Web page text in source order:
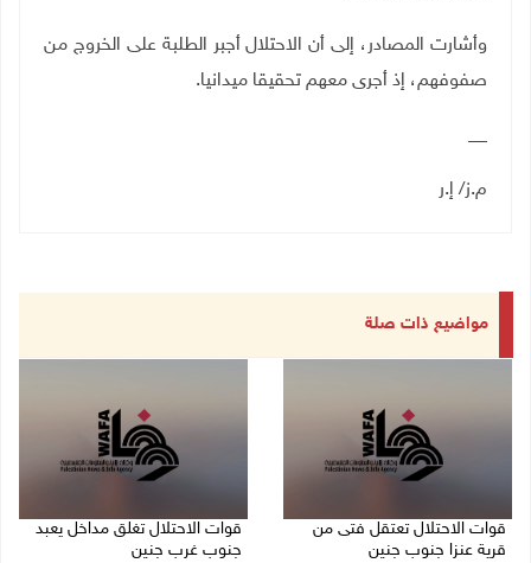
وأشارت المصادر، إلى أن الاحتلال أجبر الطلبة على الخروج من
صفوفهم، إذ أجرى معهم تحقيقا ميدانيا.
__
م.ز/ إ.ر
مواضيع ذات صلة
قوات الاحتلال تعتقل فتى من
قرية عنزا جنوب جنين
قوات الاحتلال تغلق مداخل يعبد
جنوب غرب جنين